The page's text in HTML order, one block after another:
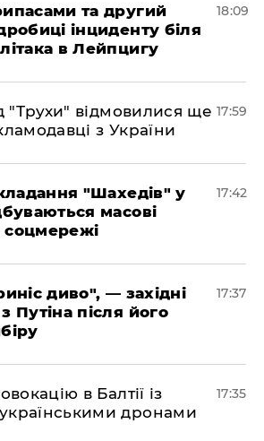
та другий
інциденту біля
в Лейпцигу
18:09
"Трухи" відмовилися ще
з України
17:59
"Шахедів" у
масові
соцмережі
17:42
диво", — західні
Путіна після його
17:37
в Балтії із
дронами
17:35